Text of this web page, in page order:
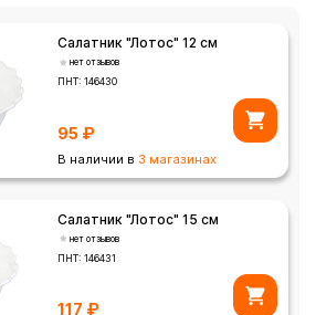
Салатник "Лотос" 12 см
нет отзывов
ПНТ:146430
95 ₽
В наличии в 3 магазинах
Салатник "Лотос" 15 см
нет отзывов
ПНТ:146431
117 ₽